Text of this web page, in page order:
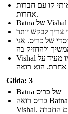
ואני חושב עלייה של 10% תשים אותי קו עם חברות
אחרות.
Batna של Vishal
של כריס. אני
Vishal לפרש הפתיחה של של כריס כמו מעיד על Batna שלה: עוזב לעבוד
Glida: 3
Batna של כריס
כריס רואה Batna אותה ומנסה לקבל תחושה של השורה התחתונה של